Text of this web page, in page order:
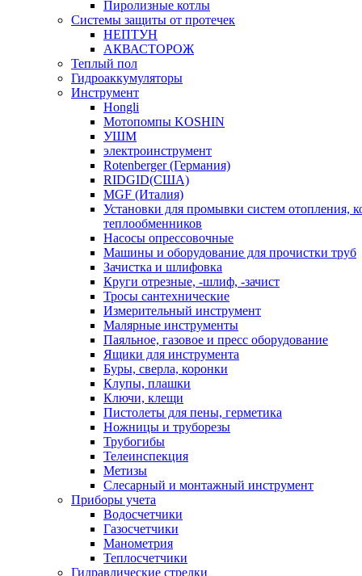
Пиролизные котлы
Системы защиты от протечек
НЕПТУН
АКВАСТОРОЖ
Теплый пол
Гидроаккумуляторы
Инструмент
Hongli
Мотопомпы KOSHIN
УШМ
электроинструмент
Rotenberger (Германия)
RIDGID(США)
MGF (Италия)
Установки для промывки систем отопления,
теплообменников
Насосы опрессовочные
Машины и оборудование для прочистки труб
Зачистка и шлифовка
Круги отрезные, -шлиф, -зачист
Тросы сантехнические
Измерительный инструмент
Малярные инструменты
Паяльное, газовое и пресс оборудование
Ящики для инструмента
Буры, сверла, коронки
Клупы, плашки
Ключи, клещи
Пистолеты для пены, герметика
Ножницы и труборезы
Трубогибы
Телеинспекция
Метизы
Слесарный и монтажный инструмент
Приборы учета
Водосчетчики
Газосчетчики
Манометрия
Теплосчетчики
Гидравлические стрелки